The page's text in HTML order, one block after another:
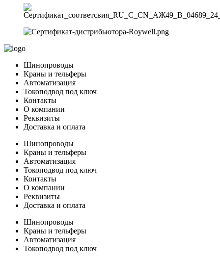
Шинопроводы
Краны и тельферы
Автоматизация
Токоподвод под ключ
Контакты
О компании
Реквизиты
Доставка и оплата
Шинопроводы
Краны и тельферы
Автоматизация
Токоподвод под ключ
Контакты
О компании
Реквизиты
Доставка и оплата
Шинопроводы
Краны и тельферы
Автоматизация
Токоподвод под ключ